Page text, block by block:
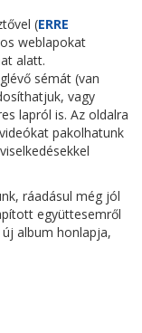
(ERRE
weblapokat
alatt.
sémát (van
vagy
lapról is. Az oldalra
pakolhatunk
ráadásul még jól
együttesemről
album honlapja,